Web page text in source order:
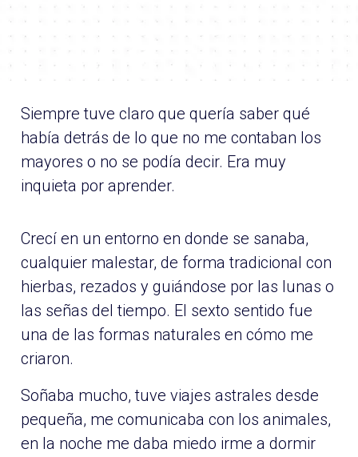
Siempre tuve claro que quería saber qué
había detrás de lo que no me contaban los
mayores o no se podía decir. Era muy
inquieta por aprender.
Crecí en un entorno en donde se sanaba,
cualquier malestar, de forma tradicional con
hierbas, rezados y guiándose por las lunas o
las señas del tiempo. El sexto sentido fue
una de las formas naturales en cómo me
criaron.
Soñaba mucho, tuve viajes astrales desde
pequeña, me comunicaba con los animales,
en la noche me daba miedo irme a dormir